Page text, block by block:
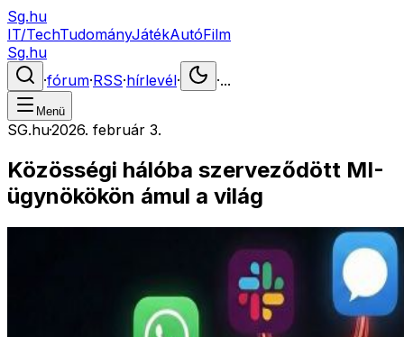
Sg.hu
IT/TechTudományJátékAutóFilm
Sg.hu
·fórum·RSS·hírlevél· ·...
Menü
SG.hu·2026. február 3.
Közösségi hálóba szerveződött MI-
ügynökökön ámul a világ